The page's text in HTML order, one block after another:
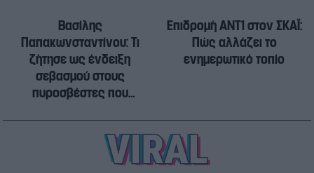
Βασίλης
Παπακωνσταντίνου: Τι
ζήτησε ως ένδειξη
σεβασμού στους
πυροσβέστες που
Επιδρομή ANT1 στον ΣΚΑΪ:
Πώς αλλάζει το
ενημερωτικό τοπίο